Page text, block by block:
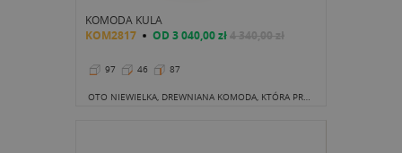
KOMODA KULA
KOM2817 OD 3 040,00 zł4 340,00 zł
97 46 87
OTO NIEWIELKA, DREWNIANA KOMODA, KTÓRA PRZYDA SIĘ W KAŻDYM DOMU.